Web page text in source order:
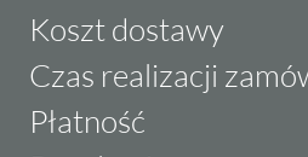
Koszt dostawy
Czas realizacji
Płatność